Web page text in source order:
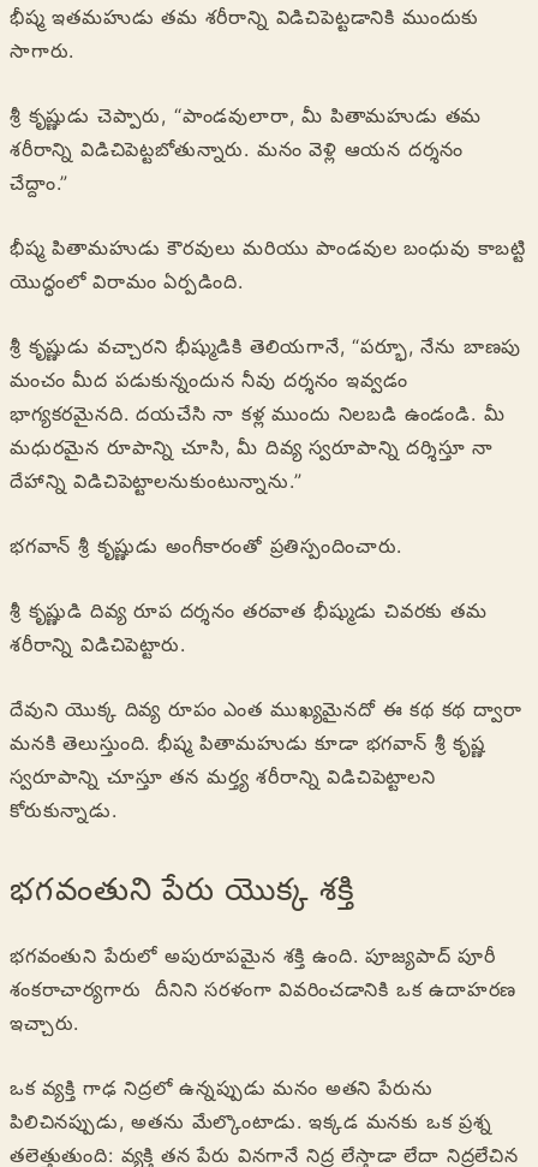
భీష్మ ఇతమహుడు తమ శరీరాన్ని విడిచిపెట్టడానికి ముందుకు
సాగారు.
శ్రీ కృష్ణుడు చెప్పారు, “పాండవులారా, మీ పితామహుడు తమ
శరీరాన్ని విడిచిపెట్టబోతున్నారు. మనం వెళ్లి ఆయన దర్శనం
చేద్దాం.”
భీష్మ పితామహుడు కౌరవులు మరియు పాండవుల బంధువు కాబట్టి
యొద్ధంలో విరామం ఏర్పడింది.
శ్రీ కృష్ణుడు వచ్చారని భీష్ముడికి తెలియగానే, “పర్భూ, నేను బాణపు
మంచం మీద పడుకున్నందున నీవు దర్శనం ఇవ్వడం
భాగ్యకరమైనది. దయచేసి నా కళ్ల ముందు నిలబడి ఉండండి. మీ
మధురమైన రూపాన్ని చూసి, మీ దివ్య స్వరూపాన్ని దర్శిస్తూ నా
దేహాన్ని విడిచిపెట్టాలనుకుంటున్నాను.”
భగవాన్ శ్రీ కృష్ణుడు అంగీకారంతో ప్రతిస్పందించారు.
శ్రీ కృష్ణుడి దివ్య రూప దర్శనం తరవాత భీష్ముడు చివరకు తమ
శరీరాన్ని విడిచిపెట్టారు.
దేవుని యొక్క దివ్య రూపం ఎంత ముఖ్యమైనదో ఈ కథ కథ ద్వారా
మనకి తెలుస్తుంది. భీష్మ పితామహుడు కూడా భగవాన్ శ్రీ కృష్ణ
స్వరూపాన్ని చూస్తూ తన మర్త్య శరీరాన్ని విడిచిపెట్టాలని
కోరుకున్నాడు.
భగవంతుని పేరు యొక్క శక్తి
భగవంతుని పేరులో అపురూపమైన శక్తి ఉంది. పూజ్యపాద్ పూరీ
శంకరాచార్యగారు దీనిని సరళంగా వివరించడానికి ఒక ఉదాహరణ
ఇచ్చారు.
ఒక వ్యక్తి గాఢ నిద్రలో ఉన్నప్పుడు మనం అతని పేరును
పిలిచినప్పుడు, అతను మేల్కొంటాడు. ఇక్కడ మనకు ఒక ప్రశ్న
తలెత్తుతుంది: వ్యక్తి తన పేరు వినగానే నిద్ర లేస్తాడా లేదా నిద్రలేచిన